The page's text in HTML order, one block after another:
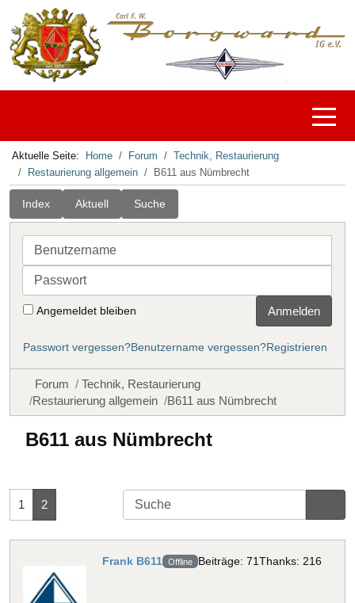
Off-
Aktuelle Seite: Home Forum
Technik, Restaurierung
Restaurierung allgemein
B611 aus Nümbrecht
Index Aktuell Suche
Benutzername
Passwort
Angemeldet bleiben Anmelden
Passwort vergessen?Benutzername vergessen?Registrieren
Forum
Technik, Restaurierung
Restaurierung allgemein
B611 aus Nümbrecht
B611 aus Nümbrecht
1 2
Frank B611 Offline Beiträge: 71Thanks: 216